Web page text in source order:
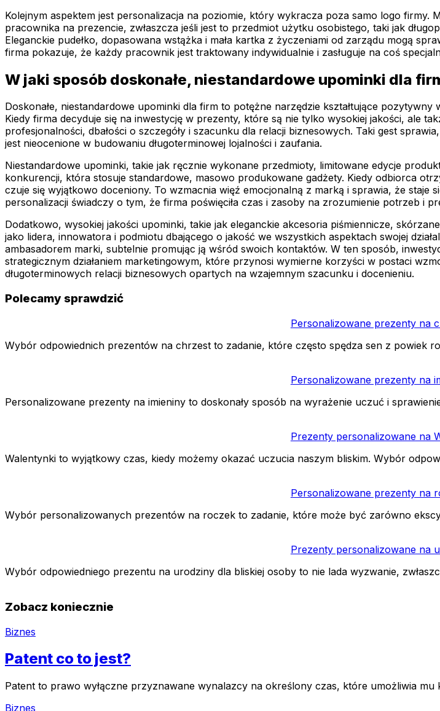
Kolejnym aspektem jest personalizacja na poziomie, który wykracza poza samo logo firmy.
pracownika na prezencie, zwłaszcza jeśli jest to przedmiot użytku osobistego, taki jak
Eleganckie pudełko, dopasowana wstążka i mała kartka z życzeniami od zarządu mogą
firma pokazuje, że każdy pracownik jest traktowany indywidualnie i zasługuje na coś
W jaki sposób doskonałe, niestandardowe upominki dla
Doskonałe, niestandardowe upominki dla firm to potężne narzędzie kształtujące
Kiedy firma decyduje się na inwestycję w prezenty, które są nie tylko wysokiej jakości, ale
profesjonalności, dbałości o szczegóły i szacunku dla relacji biznesowych. Taki gest
jest nieocenione w budowaniu długoterminowej lojalności i zaufania.
Niestandardowe upominki, takie jak ręcznie wykonane przedmioty, limitowane edycje
konkurencji, która stosuje standardowe, masowo produkowane gadżety. Kiedy odbiorca
czuje się wyjątkowo doceniony. To wzmacnia więź emocjonalną z marką i sprawia, że
personalizacji świadczy o tym, że firma poświęciła czas i zasoby na zrozumienie potrzeb i
Dodatkowo, wysokiej jakości upominki, takie jak eleganckie akcesoria piśmiennicze,
jako lidera, innowatora i podmiotu dbającego o jakość we wszystkich aspektach swojej
ambasadorem marki, subtelnie promując ją wśród swoich kontaktów. W ten sposób,
strategicznym działaniem marketingowym, które przynosi wymierne korzyści w postaci
długoterminowych relacji biznesowych opartych na wzajemnym szacunku i docenieniu.
Polecamy sprawdzić
Personalizowane prezenty na
Wybór odpowiednich prezentów na chrzest to zadanie, które często spędza sen z powiek
Personalizowane prezenty na
Personalizowane prezenty na imieniny to doskonały sposób na wyrażenie uczuć i
Prezenty personalizowane na
Walentynki to wyjątkowy czas, kiedy możemy okazać uczucia naszym bliskim. Wybór
Personalizowane prezenty na
Wybór personalizowanych prezentów na roczek to zadanie, które może być zarówno
Prezenty personalizowane na
Wybór odpowiedniego prezentu na urodziny dla bliskiej osoby to nie lada wyzwanie,
Zobacz koniecznie
Biznes
Patent co to jest?
Patent to prawo wyłączne przyznawane wynalazcy na określony czas, które umożliwia
Biznes